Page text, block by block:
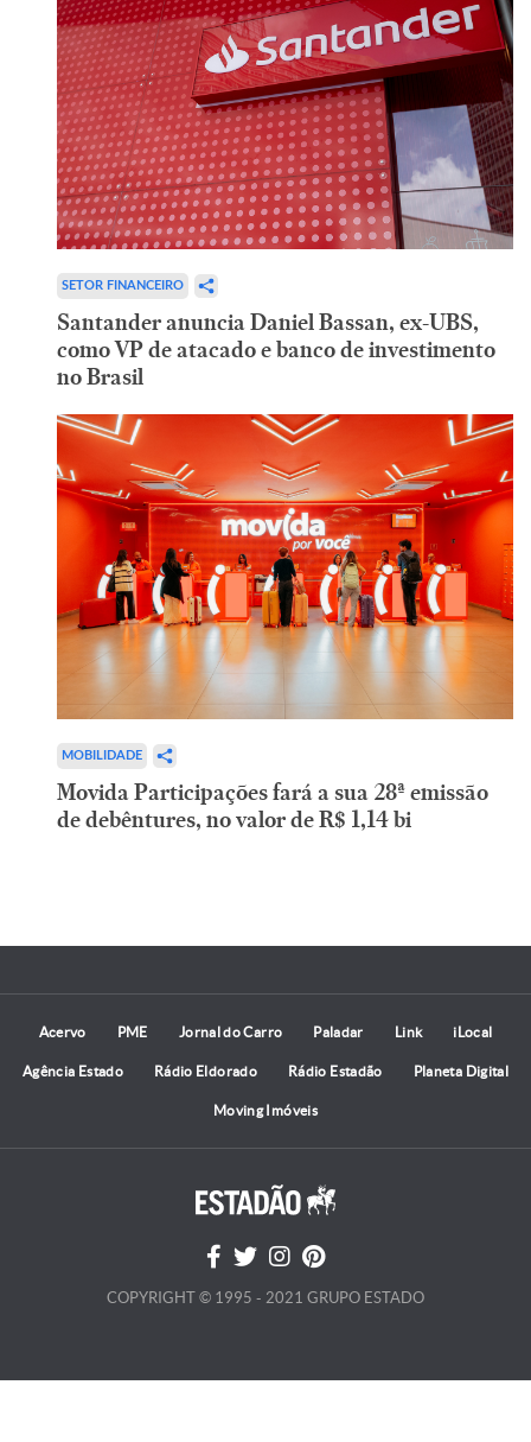
SETOR FINANCEIRO
Santander anuncia Daniel Bassan, ex-UBS,
como VP de atacado e banco de investimento
no Brasil
MOBILIDADE
Movida Participações fará a sua 28ª emissão
de debêntures, no valor de R$ 1,14 bi
Acervo PME Jornal do Carro Paladar Link iLocal
Agência Estado Rádio Eldorado Rádio Estadão Planeta Digital
Moving Imóveis
COPYRIGHT © 1995 - 2021 GRUPO ESTADO